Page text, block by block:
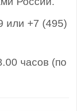
или +7 (495)
часов (по